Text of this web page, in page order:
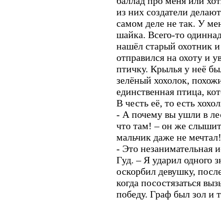
из них создатели
самом деле не так. У
шайка. Всего-то
нашёл старый охотник
отправился на охоту и
птичку. Крылья у неё
зелёный хохолок,
единственная птица,
В честь её, то есть
- А почему вы ушли в
что там! – он же
мальчик даже не мечтал!
- Это незанимательная
Гуд. – Я ударил одного
оскорбил девушку,
когда посостязаться
победу. Граф был зол и